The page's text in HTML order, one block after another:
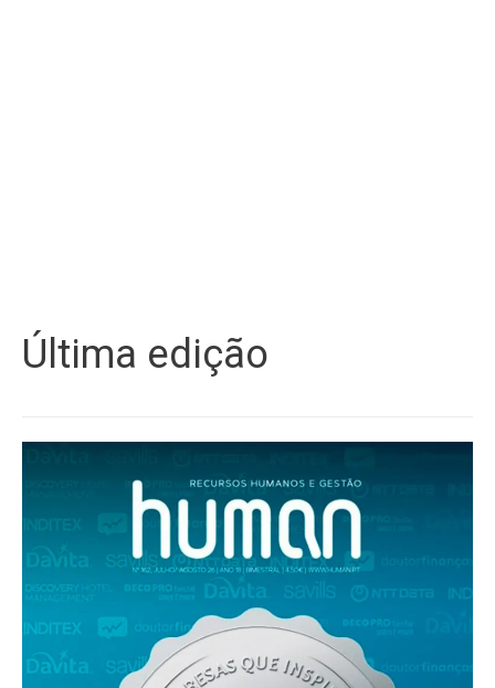
Última edição